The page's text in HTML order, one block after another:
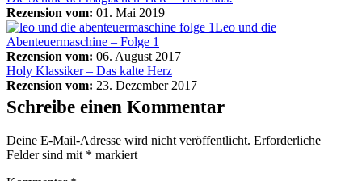
Rezension vom: 01. Mai 2019
Leo und die
Abenteuermaschine – Folge 1
Rezension vom: 06. August 2017
Holy Klassiker – Das kalte Herz
Rezension vom: 23. Dezember 2017
Schreibe einen Kommentar
Deine E-Mail-Adresse wird nicht veröffentlicht. Erforderliche
Felder sind mit * markiert